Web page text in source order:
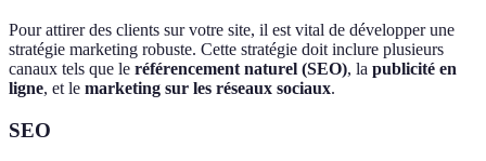
Pour attirer des clients sur votre site, il est vital de développer une
stratégie marketing robuste. Cette stratégie doit inclure plusieurs
canaux tels que le référencement naturel (SEO), la publicité en
ligne, et le marketing sur les réseaux sociaux.
SEO